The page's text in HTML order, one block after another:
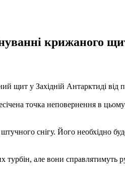
крижаного
щит у Західній Антарктиді
точка неповернення в
снігу. Його необхідно
турбін, але вони